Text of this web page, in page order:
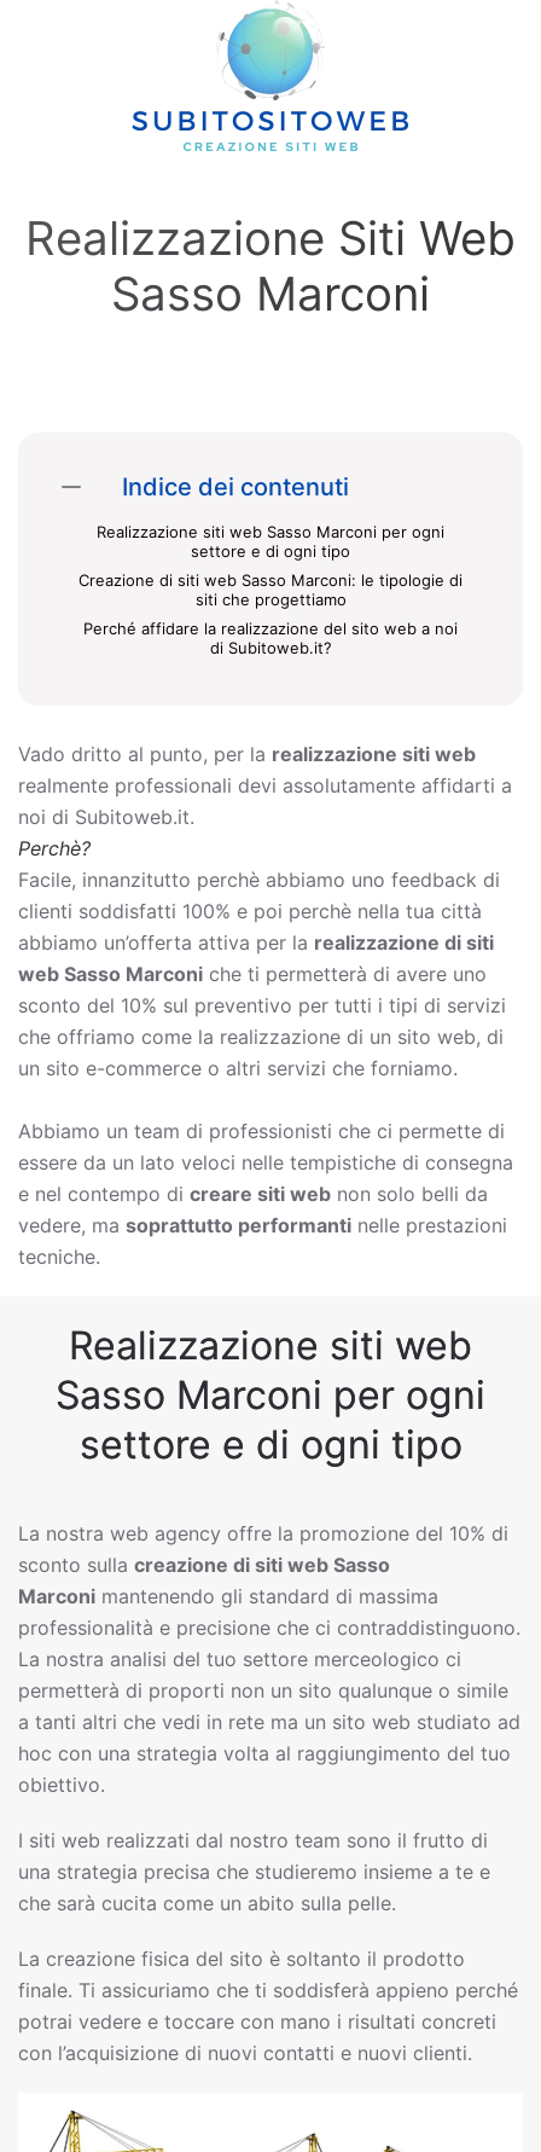
Skip to main content
Realizzazione Siti Web
Sasso Marconi
Indice dei contenuti
Realizzazione siti web Sasso Marconi per ogni
settore e di ogni tipo
Creazione di siti web Sasso Marconi: le tipologie di
siti che progettiamo
Perché affidare la realizzazione del sito web a noi
di Subitoweb.it?
Vado dritto al punto, per la realizzazione siti web
realmente professionali devi assolutamente affidarti a
noi di Subitoweb.it.
Perchè?
Facile, innanzitutto perchè abbiamo uno feedback di
clienti soddisfatti 100% e poi perchè nella tua città
abbiamo un’offerta attiva per la realizzazione di siti
web Sasso Marconi che ti permetterà di avere uno
sconto del 10% sul preventivo per tutti i tipi di servizi
che offriamo come la realizzazione di un sito web, di
un sito e-commerce o altri servizi che forniamo.
Abbiamo un team di professionisti che ci permette di
essere da un lato veloci nelle tempistiche di consegna
e nel contempo di creare siti web non solo belli da
vedere, ma soprattutto performanti nelle prestazioni
tecniche.
Realizzazione siti web
Sasso Marconi per ogni
settore e di ogni tipo
La nostra web agency offre la promozione del 10% di
sconto sulla creazione di siti web Sasso
Marconi mantenendo gli standard di massima
professionalità e precisione che ci contraddistinguono.
La nostra analisi del tuo settore merceologico ci
permetterà di proporti non un sito qualunque o simile
a tanti altri che vedi in rete ma un sito web studiato ad
hoc con una strategia volta al raggiungimento del tuo
obiettivo.
I siti web realizzati dal nostro team sono il frutto di
una strategia precisa che studieremo insieme a te e
che sarà cucita come un abito sulla pelle.
La creazione fisica del sito è soltanto il prodotto
finale. Ti assicuriamo che ti soddisferà appieno perché
potrai vedere e toccare con mano i risultati concreti
con l’acquisizione di nuovi contatti e nuovi clienti.